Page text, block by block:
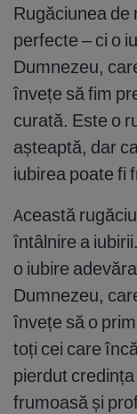
Rugăciunea de
perfecte – ci o
Dumnezeu,
învețe să fim
curată. Este o
așteaptă, dar
iubirea poate fi
Această
întâlnire a
o iubire
Dumnezeu,
învețe să o
toți cei care
pierdut
frumoasă și